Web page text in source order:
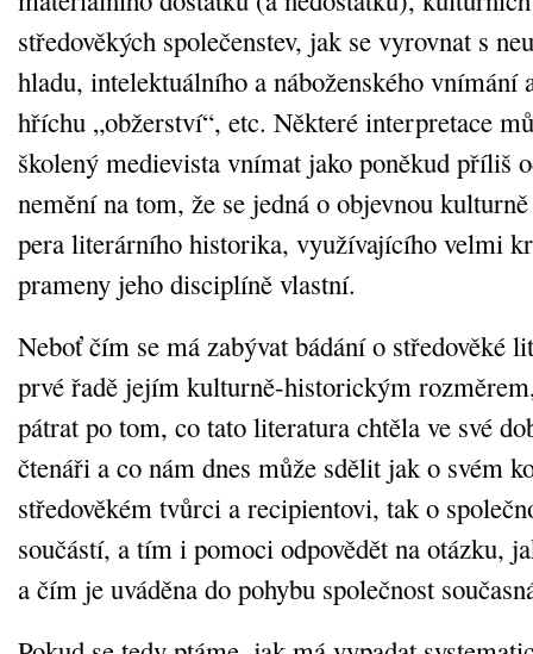
středověkých společenstev, jak se vyrovnat s
hladu, intelektuálního a náboženského vnímání
hříchu „obžerství“, etc. Některé interpretace
školený medievista vnímat jako poněkud příliš
nemění na tom, že se jedná o objevnou
pera literárního historika, využívajícího velmi
prameny jeho disciplíně vlastní.
Neboť čím se má zabývat bádání o středověké
prvé řadě jejím kulturně-historickým
pátrat po tom, co tato literatura chtěla ve své
čtenáři a co nám dnes může sdělit jak o svém
středověkém tvůrci a recipientovi, tak o
součástí, a tím i pomoci odpovědět na otázku,
a čím je uváděna do pohybu společnost